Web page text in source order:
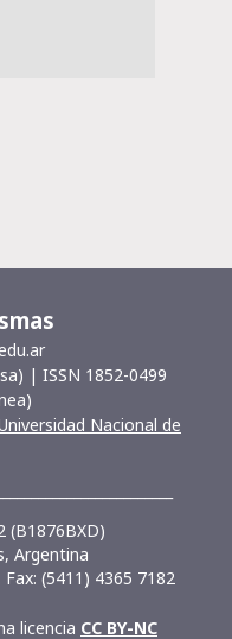
| ISSN 1852-0499
Nacional de
(B1876BXD)
Argentina
(5411) 4365 7182
licencia CC BY-NC